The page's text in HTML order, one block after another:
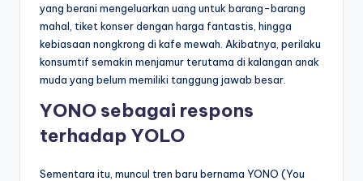
yang berani mengeluarkan uang untuk barang-barang
mahal, tiket konser dengan harga fantastis, hingga
kebiasaan nongkrong di kafe mewah. Akibatnya, perilaku
konsumtif semakin menjamur terutama di kalangan anak
muda yang belum memiliki tanggung jawab besar.
YONO sebagai respons
terhadap YOLO
Sementara itu, muncul tren baru bernama YONO (You